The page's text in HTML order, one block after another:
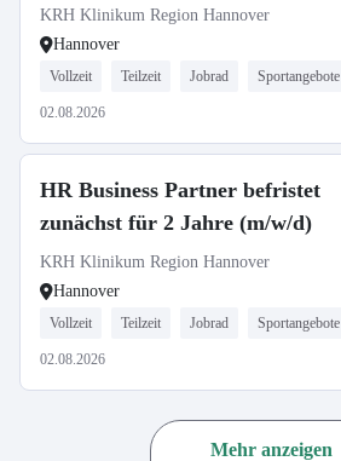
KRH Klinikum Region Hannover
Hannover
Vollzeit Teilzeit Jobrad Sportangebote
02.08.2026
HR Business Partner befristet
zunächst für 2 Jahre (m/w/d)
KRH Klinikum Region Hannover
Hannover
Vollzeit Teilzeit Jobrad Sportangebote
02.08.2026
Mehr anzeigen